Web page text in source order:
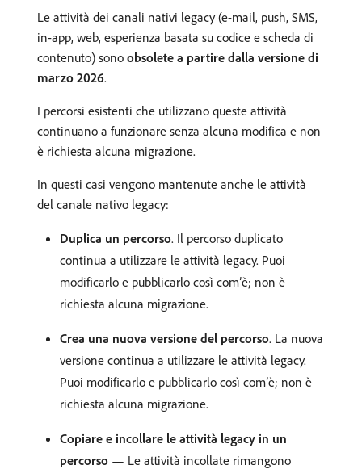
Le attività dei canali nativi legacy (e-mail, push, SMS,
in-app, web, esperienza basata su codice e scheda di
contenuto) sono obsolete a partire dalla versione di
marzo 2026.
I percorsi esistenti che utilizzano queste attività
continuano a funzionare senza alcuna modifica e non
è richiesta alcuna migrazione.
In questi casi vengono mantenute anche le attività
del canale nativo legacy:
Duplica un percorso. Il percorso duplicato
continua a utilizzare le attività legacy. Puoi
modificarlo e pubblicarlo così com’è; non è
richiesta alcuna migrazione.
Crea una nuova versione del percorso. La nuova
versione continua a utilizzare le attività legacy.
Puoi modificarlo e pubblicarlo così com’è; non è
richiesta alcuna migrazione.
Copiare e incollare le attività legacy in un
percorso — Le attività incollate rimangono